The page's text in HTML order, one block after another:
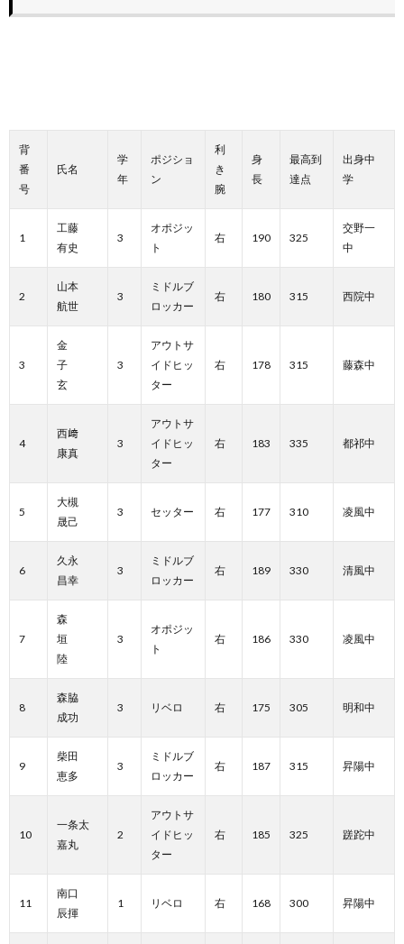
背
番
号
氏名
学
年
ポジショ
ン
利
き
腕
身
長
最高到
達点
出身中
学
1
工藤
有史
3
オポジッ
ト
右 190 325
交野一
中
2
山本
航世
3
ミドルブ
ロッカー
右 180 315 西院中
3
金
子
玄
3
アウトサ
イドヒッ
ター
右 178 315 藤森中
4
西﨑
康真
3
アウトサ
イドヒッ
ター
右 183 335 都祁中
5
大槻
晟己
3 セッター 右 177 310 凌風中
6
久永
昌幸
3
ミドルブ
ロッカー
右 189 330 清風中
7
森
垣
陸
3
オポジッ
ト
右 186 330 凌風中
8
森脇
成功
3 リベロ 右 175 305 明和中
9
柴田
恵多
3
ミドルブ
ロッカー
右 187 315 昇陽中
10
一条太
嘉丸
2
アウトサ
イドヒッ
ター
右 185 325 蹉跎中
11
南口
辰揮
1 リベロ 右 168 300 昇陽中